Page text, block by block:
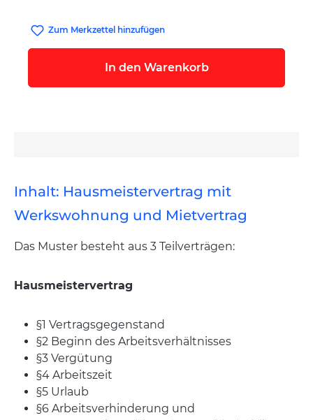
Zum Merkzettel hinzufügen
In den Warenkorb
Inhalt: Hausmeistervertrag mit
Werkswohnung und Mietvertrag
Das Muster besteht aus 3 Teilverträgen:
Hausmeistervertrag
§1 Vertragsgegenstand
§2 Beginn des Arbeitsverhältnisses
§3 Vergütung
§4 Arbeitszeit
§5 Urlaub
§6 Arbeitsverhinderung und